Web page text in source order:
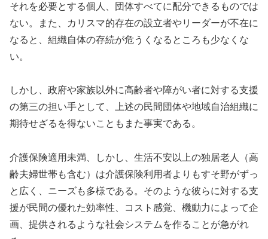
それを必要とする個人、団体すべてに配分できるものでは
ない。また、カリスマ的存在の設立者やリーダーが不在に
なると、組織自体の存続が危うくなるところも少なくな
い。
しかし、政府や家族以外に高齢者や障がい者に対する支援
の第三の担い手として、上述の民間団体や地域自治組織に
期待せざるを得ないこともまた事実である。
介護保険適用未満、しかし、生活不安以上の独居老人（高
齢夫婦世帯も含む）は介護保険利用者よりもすそ野がずっ
と広く、ニーズも多様である。そのような彼らに対する支
援が民間の優れた効率性、コスト感覚、機動力によって企
画、提供されるような社会システムを作ることが急がれ